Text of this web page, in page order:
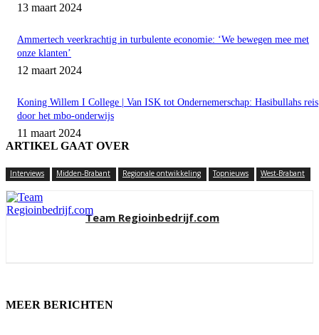
13 maart 2024
Ammertech veerkrachtig in turbulente economie: ‘We bewegen mee met
onze klanten’
12 maart 2024
Koning Willem I College | Van ISK tot Ondernemerschap: Hasibullahs reis
door het mbo-onderwijs
11 maart 2024
ARTIKEL GAAT OVER
Interviews Midden-Brabant Regionale ontwikkeling Topnieuws West-Brabant
Team Regioinbedrijf.com
MEER BERICHTEN